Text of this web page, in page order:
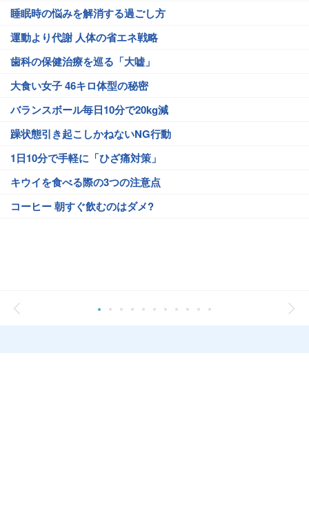
睡眠時の悩みを解消する過ごし方
運動より代謝 人体の省エネ戦略
歯科の保健治療を巡る「大嘘」
大食い女子 46キロ体型の秘密
バランスボール毎日10分で20kg減
躁状態引き起こしかねないNG行動
1日10分で手軽に「ひざ痛対策」
キウイを食べる際の3つの注意点
コーヒー 朝すぐ飲むのはダメ?